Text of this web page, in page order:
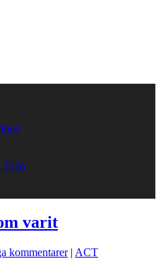
2026
varit
kommentarer| ACT